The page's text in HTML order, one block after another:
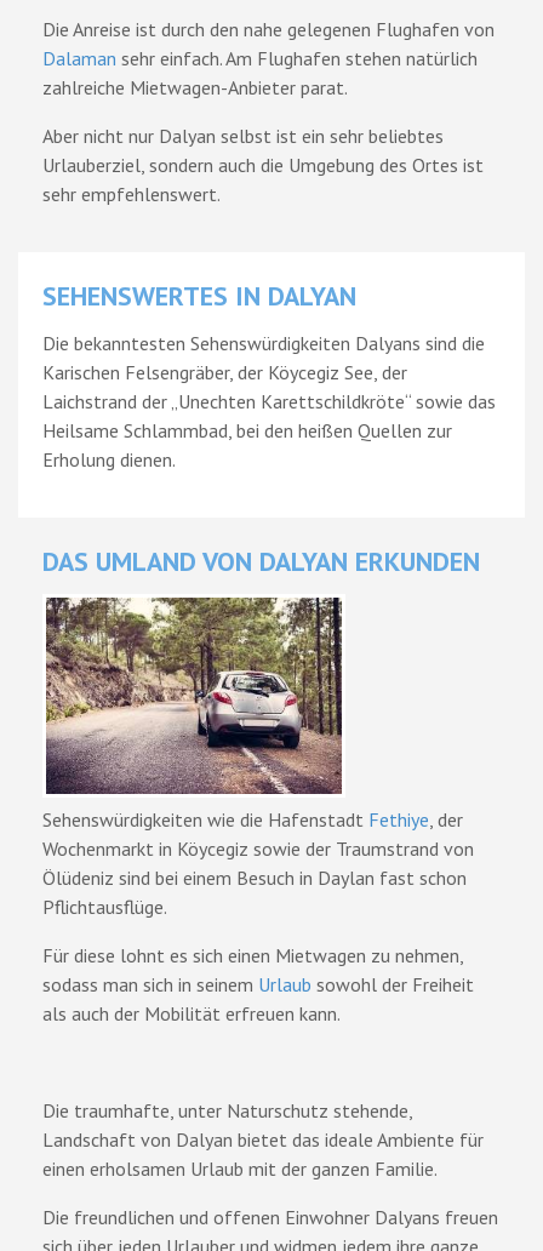
Die Anreise ist durch den nahe gelegenen Flughafen von
Dalaman sehr einfach. Am Flughafen stehen natürlich
zahlreiche Mietwagen-Anbieter parat.
Aber nicht nur Dalyan selbst ist ein sehr beliebtes
Urlauberziel, sondern auch die Umgebung des Ortes ist
sehr empfehlenswert.
SEHENSWERTES IN DALYAN
Die bekanntesten Sehenswürdigkeiten Dalyans sind die
Karischen Felsengräber, der Köycegiz See, der
Laichstrand der „Unechten Karettschildkröte“ sowie das
Heilsame Schlammbad, bei den heißen Quellen zur
Erholung dienen.
DAS UMLAND VON DALYAN ERKUNDEN
Sehenswürdigkeiten wie die Hafenstadt Fethiye, der
Wochenmarkt in Köycegiz sowie der Traumstrand von
Ölüdeniz sind bei einem Besuch in Daylan fast schon
Pflichtausflüge.
Für diese lohnt es sich einen Mietwagen zu nehmen,
sodass man sich in seinem Urlaub sowohl der Freiheit
als auch der Mobilität erfreuen kann.
Die traumhafte, unter Naturschutz stehende,
Landschaft von Dalyan bietet das ideale Ambiente für
einen erholsamen Urlaub mit der ganzen Familie.
Die freundlichen und offenen Einwohner Dalyans freuen